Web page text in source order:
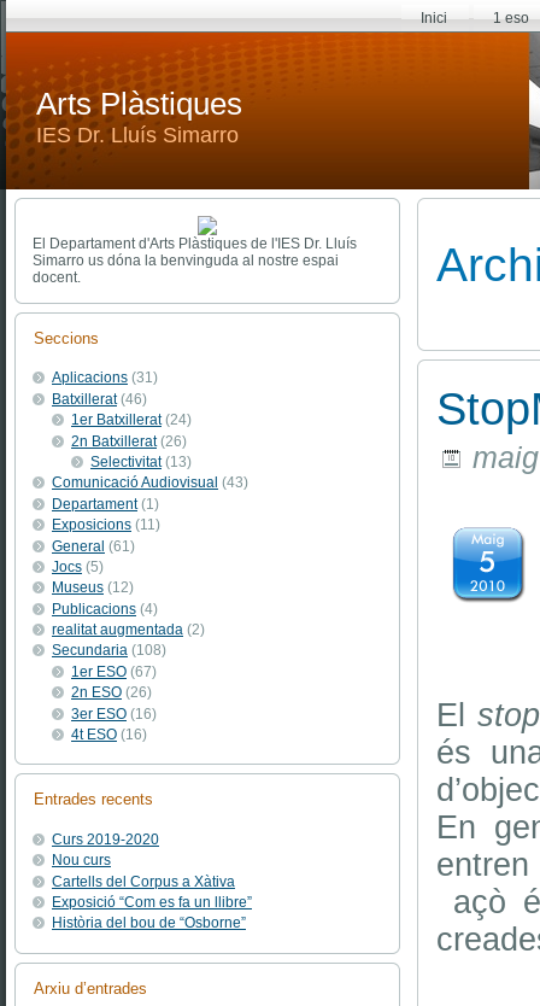
Inici 1 eso
Arts Plàstiques
IES Dr. Lluís Simarro
El Departament d'Arts Plàstiques de l'IES Dr. Lluís
Simarro us dóna la benvinguda al nostre espai
docent.
Seccions
Aplicacions (31)
Batxillerat(46)
1er Batxillerat(24)
2n Batxillerat(26)
Selectivitat(13)
Comunicació Audiovisual (43)
Departament(1)
Exposicions (11)
General (61)
Jocs (5)
Museus (12)
Publicacions (4)
realitat augmentada (2)
Secundaria (108)
1er ESO (67)
2n ESO (26)
3er ESO (16)
4t ESO (16)
Entrades recents
Curs 2019-2020
Nou curs
Cartells del Corpus a Xàtiva
Exposició “Com es fa un llibre”
Història del bou de “Osborne”
Arxiu d’entrades
Elstop
és
En
entren
açò